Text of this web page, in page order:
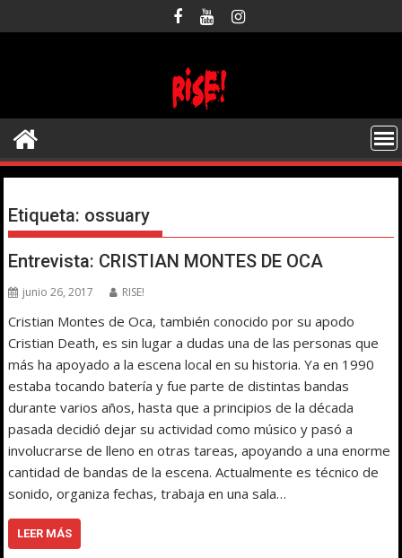
al
Etiqueta: ossuary
Entrevista: CRISTIAN MONTES DE OCA
junio 26, 2017 RISE!
Cristian Montes de Oca, también conocido por su apodo
Cristian Death, es sin lugar a dudas una de las personas que
más ha apoyado a la escena local en su historia. Ya en 1990
estaba tocando batería y fue parte de distintas bandas
durante varios años, hasta que a principios de la década
pasada decidió dejar su actividad como músico y pasó a
involucrarse de lleno en otras tareas, apoyando a una enorme
cantidad de bandas de la escena. Actualmente es técnico de
sonido, organiza fechas, trabaja en una sala…
LEER MÁS